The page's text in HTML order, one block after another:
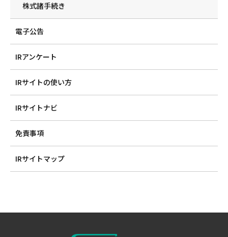
株式諸手続き
電子公告
IRアンケート
IRサイトの使い方
IRサイトナビ
免責事項
IRサイトマップ